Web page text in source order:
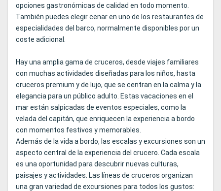
opciones gastronómicas de calidad en todo momento.
También puedes elegir cenar en uno de los restaurantes de
especialidades del barco, normalmente disponibles por un
coste adicional.
Hay una amplia gama de cruceros, desde viajes familiares
con muchas actividades diseñadas para los niños, hasta
cruceros premium y de lujo, que se centran en la calma y la
elegancia para un público adulto. Estas vacaciones en el
mar están salpicadas de eventos especiales, como la
velada del capitán, que enriquecen la experiencia a bordo
con momentos festivos y memorables.
Además de la vida a bordo, las escalas y excursiones son un
aspecto central de la experiencia del crucero. Cada escala
es una oportunidad para descubrir nuevas culturas,
paisajes y actividades. Las líneas de cruceros organizan
una gran variedad de excursiones para todos los gustos: